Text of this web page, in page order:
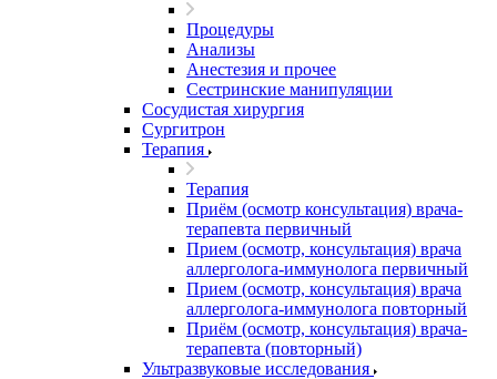
Процедуры
Анализы
Анестезия и прочее
Сестринские манипуляции
Сосудистая хирургия
Сургитрон
Терапия
Терапия
Приём (осмотр консультация) врача-
терапевта первичный
Прием (осмотр, консультация) врача
аллерголога-иммунолога первичный
Прием (осмотр, консультация) врача
аллерголога-иммунолога повторный
Приём (осмотр, консультация) врача-
терапевта (повторный)
Ультразвуковые исследования